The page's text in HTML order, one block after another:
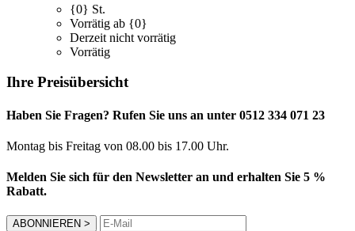
{0} St.
Vorrätig ab {0}
Derzeit nicht vorrätig
Vorrätig
Ihre Preisübersicht
Haben Sie Fragen? Rufen Sie uns an unter 0512 334 071 23
Montag bis Freitag von 08.00 bis 17.00 Uhr.
Melden Sie sich für den Newsletter an und erhalten Sie 5 %
Rabatt.
ABONNIEREN >